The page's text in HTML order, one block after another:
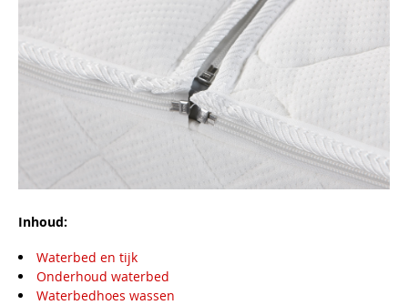
Inhoud:
Waterbed en tijk
Onderhoud waterbed
Waterbedhoes wassen